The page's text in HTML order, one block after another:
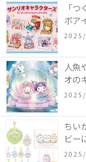
「
ボア
ん」
の
付き
人魚
オの
2025
ズ
ン」
ちい
ビー
ビー)